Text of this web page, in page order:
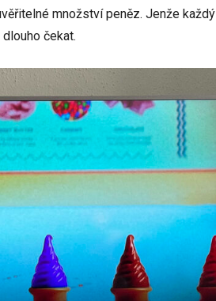
množství peněz. Jenže každý
čekat.